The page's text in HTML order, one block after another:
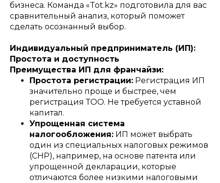
бизнеса. Команда «Tot.kz» подготовила для вас
сравнительный анализ, который поможет
сделать осознанный выбор.
Индивидуальный предприниматель (ИП):
Простота и доступность
Преимущества ИП для франчайзи:
Простота регистрации: Регистрация ИП
значительно проще и быстрее, чем
регистрация ТОО. Не требуется уставной
капитал.
Упрощенная система
налогообложения: ИП может выбрать
один из специальных налоговых режимов
(СНР), например, на основе патента или
упрощенной декларации, которые
отличаются более низкими налоговыми